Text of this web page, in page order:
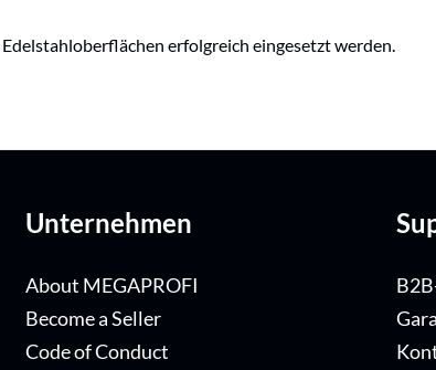
erfolgreich eingesetzt werden.
Unternehmen
About MEGAPROFI
Become a Seller
Code of Conduct